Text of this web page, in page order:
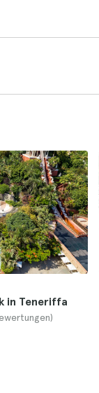
in Teneriffa